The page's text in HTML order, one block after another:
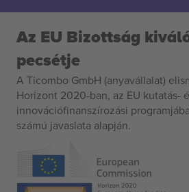
Az EU Bizottság
pecsétje
A Ticombo GmbH (anyavállalat)
Horizont 2020-ban, az EU kutatás-
innovációfinanszírozási
számú javaslata alapján.